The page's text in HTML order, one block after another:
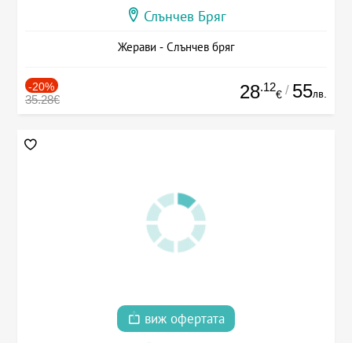
Слънчев Бряг
Жерави - Слънчев бряг
-20%
35.28€ 28.12
€ / 55лв.
виж офертата